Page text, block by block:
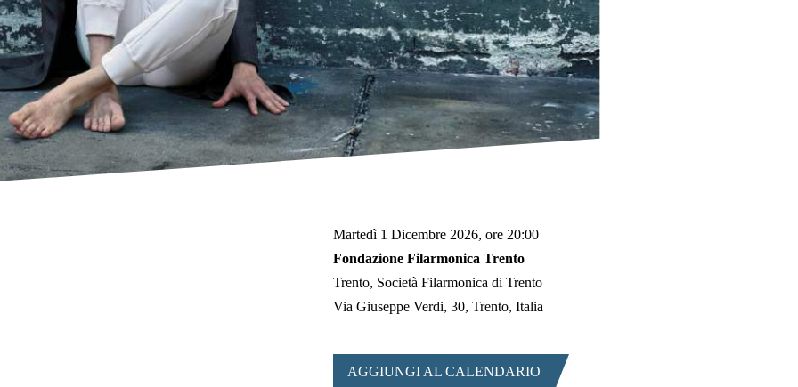
Martedì 1 Dicembre 2026, ore 20:00
Fondazione Filarmonica Trento
Trento Società Filarmonica di Trento
Via Giuseppe Verdi, 30, Trento, Italia
AGGIUNGI AL CALENDARIO